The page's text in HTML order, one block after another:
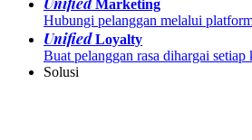
Marketing
Hubungi pelanggan melalui
UnifiedLoyalty
Buat pelanggan rasa dihargai
Solusi